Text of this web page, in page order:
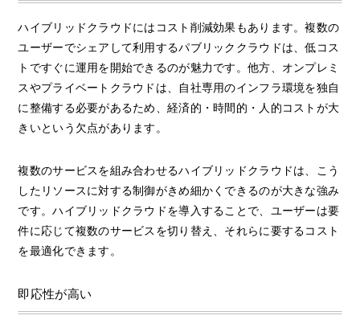
ハイブリッドクラウドにはコスト削減効果もあります。複数の
ユーザーでシェアして利用するパブリッククラウドは、低コス
トですぐに運用を開始できるのが魅力です。他方、オンプレミ
スやプライベートクラウドは、自社専用のインフラ環境を独自
に整備する必要があるため、経済的・時間的・人的コストが大
きいという欠点があります。
複数のサービスを組み合わせるハイブリッドクラウドは、こう
したリソースに対する制御がきめ細かくできるのが大きな強み
です。ハイブリッドクラウドを導入することで、ユーザーは要
件に応じて複数のサービスを切り替え、それらに要するコスト
を最適化できます。
即応性が高い